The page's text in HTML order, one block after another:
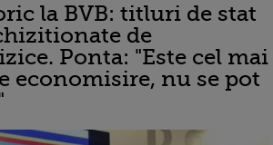
la BVB: titluri de stat
de
Ponta: "Este cel mai
economisire, nu se pot